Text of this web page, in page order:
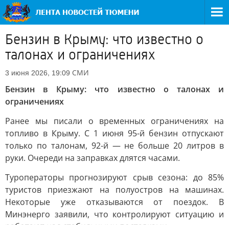
Бензин в Крыму: что известно о
талонах и ограничениях
3 июня 2026, 19:09 СМИ
Бензин в Крыму: что известно о талонах и
ограничениях
Ранее мы писали о временных ограничениях на
топливо в Крыму. С 1 июня 95-й бензин отпускают
только по талонам, 92-й — не больше 20 литров в
руки. Очереди на заправках длятся часами.
Туроператоры прогнозируют срыв сезона: до 85%
туристов приезжают на полуостров на машинах.
Некоторые уже отказываются от поездок. В
Минэнерго заявили, что контролируют ситуацию и